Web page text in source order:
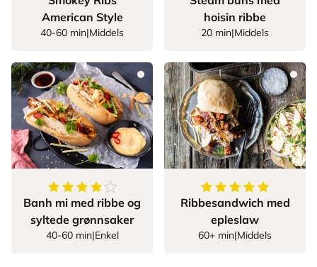
American Style
40-60 min|Middels
hoisin ribbe
20 min|Middels
4.5av5 stjerner
Banh mi med ribbe og
syltede grønnsaker
40-60 min|Enkel
5av5stjerner
Ribbesandwich med
epleslaw
60+ min|Middels